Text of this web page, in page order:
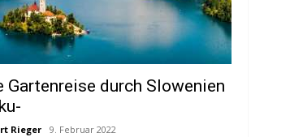
Gartenreise durch Slowenien
Rieger 9. Februar 2022